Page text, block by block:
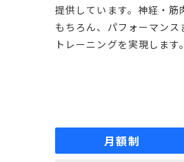
提供しています。神経・
もちろん、パフォーマン
トレーニングを実現します。
月額制